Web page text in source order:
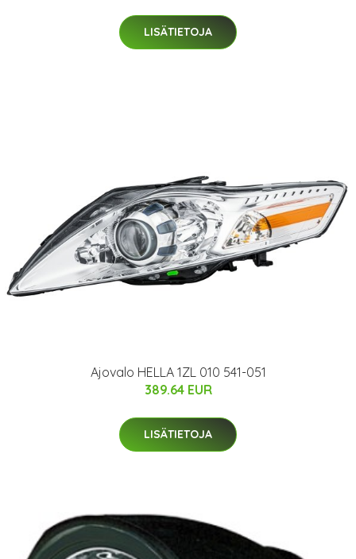
LISÄTIETOJA
Ajovalo HELLA 1ZL 010 541-051
389.64 EUR
LISÄTIETOJA